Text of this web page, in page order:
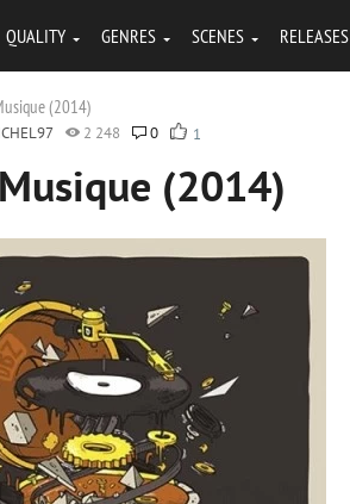
QUALITY GENRES SCENES RELEASES
(2014)
2 248 0 1
(2014)